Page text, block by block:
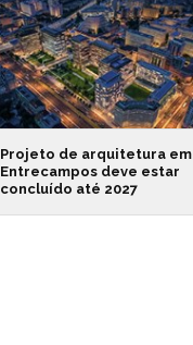
Projeto de arquitetura em
Entrecampos deve estar
concluído até 2027